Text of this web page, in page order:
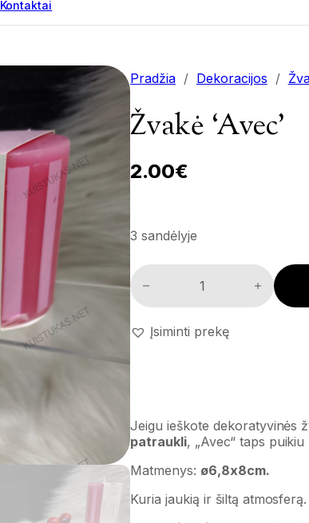
Kontaktai
Pradžia / Dekoracijos /
Žvakė ‘Avec’
2.00€
3 sandėlyje
Žvakė 'Avec' kiekis
Įsiminti prekę
Jeigu ieškote dekoratyvinės
patraukli, „Avec“ taps
Matmenys: ø6,8x8cm.
Kuria jaukią ir šiltą atmosferą.